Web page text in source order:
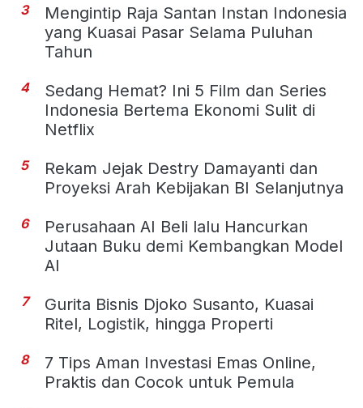
3
Mengintip Raja Santan Instan Indonesia
yang Kuasai Pasar Selama Puluhan
Tahun
4
Sedang Hemat? Ini 5 Film dan Series
Indonesia Bertema Ekonomi Sulit di
Netflix
5
Rekam Jejak Destry Damayanti dan
Proyeksi Arah Kebijakan BI Selanjutnya
6
Perusahaan AI Beli lalu Hancurkan
Jutaan Buku demi Kembangkan Model
AI
7
Gurita Bisnis Djoko Susanto, Kuasai
Ritel, Logistik, hingga Properti
8
7 Tips Aman Investasi Emas Online,
Praktis dan Cocok untuk Pemula